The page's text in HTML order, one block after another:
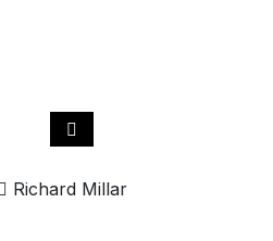
Richard Millar